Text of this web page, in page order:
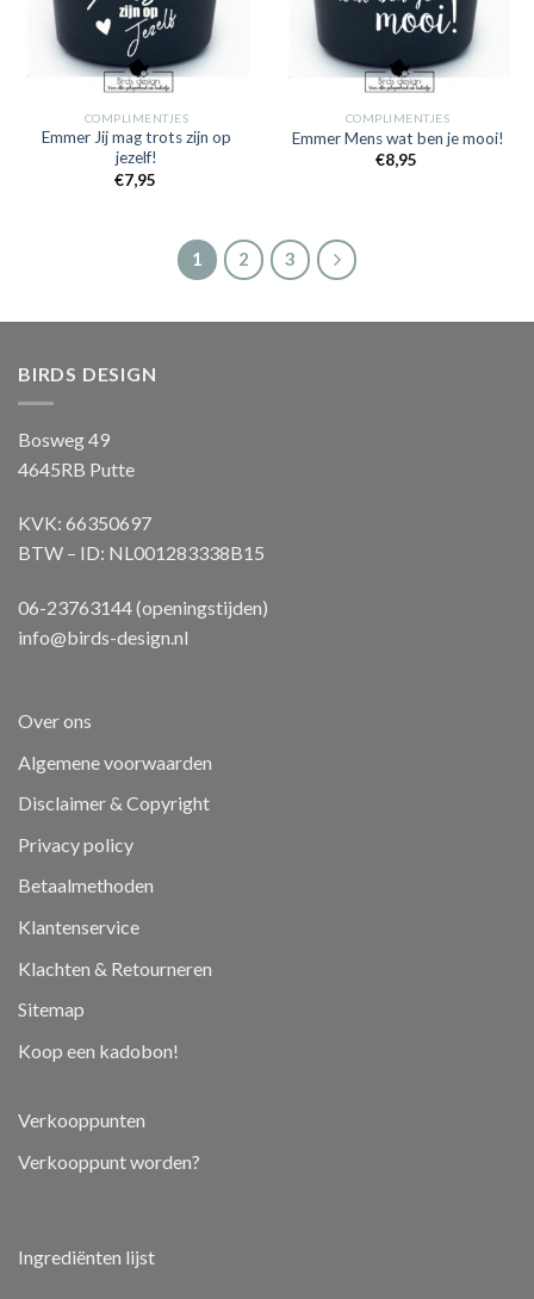
COMPLIMENTJES
Emmer Jij mag trots zijn op
jezelf!
€7,95
COMPLIMENTJES
Emmer Mens wat ben je mooi!
€8,95
1 2 3
BIRDS DESIGN
Bosweg 49
4645RB Putte
KVK: 66350697
BTW – ID: NL001283338B15
06-23763144 (openingstijden)
info@birds-design.nl
Over ons
Algemene voorwaarden
Disclaimer & Copyright
Privacy policy
Betaalmethoden
Klantenservice
Klachten & Retourneren
Sitemap
Koop een kadobon!
Verkooppunten
Verkooppunt worden?
Ingrediënten lijst